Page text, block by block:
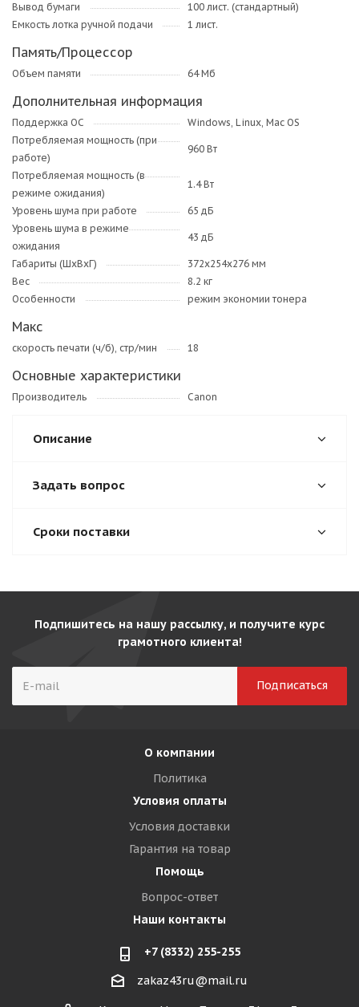
Вывод бумаги
100 лист. (стандартный)
Емкость лотка ручной подачи
1 лист.
Память/Процессор
Объем памяти 64 Мб
Дополнительная информация
Поддержка ОС
Windows, Linux, Mac OS
Потребляемая мощность (при
работе)
960 Вт
Потребляемая мощность (в
режиме ожидания)
1.4 Вт
Уровень шума при работе
65 дБ
Уровень шума в режиме
ожидания
43 дБ
Габариты (ШхВхГ)
372x254x276 мм
Вес
8.2 кг
Особенности
режим экономии тонера
Макс
скорость печати (ч/б), стр/мин 18
Основные характеристики
Производитель Canon
Описание
Задать вопрос
Сроки поставки
Подпишитесь на нашу рассылку, и получите курс
грамотного клиента!
О компании
Политика
Условия оплаты
Условия доставки
Гарантия на товар
Помощь
Вопрос-ответ
Наши контакты
+7 (8332) 255-255
zakaz43ru@mail.ru